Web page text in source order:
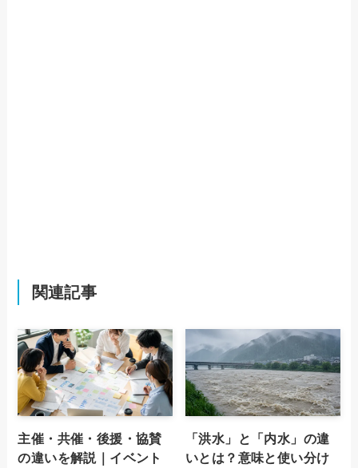
関連記事
主催・共催・後援・協賛
の違いを解説｜イベント
「洪水」と「内水」の違
いとは？意味と使い分け